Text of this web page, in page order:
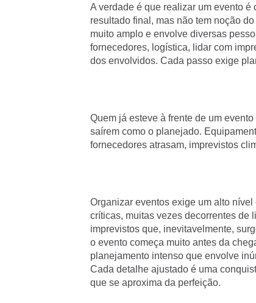
A verdade é que realizar um evento
resultado final, mas não tem noção
muito amplo e envolve diversas
fornecedores, logística, lidar com
dos envolvidos. Cada passo exige
Quem já esteve à frente de um
saírem como o planejado.
fornecedores atrasam, imprevistos
Organizar eventos exige um alto
críticas, muitas vezes decorrentes de
imprevistos que, inevitavelmente,
o evento começa muito antes da
planejamento intenso que envolve
Cada detalhe ajustado é uma
que se aproxima da perfeição.